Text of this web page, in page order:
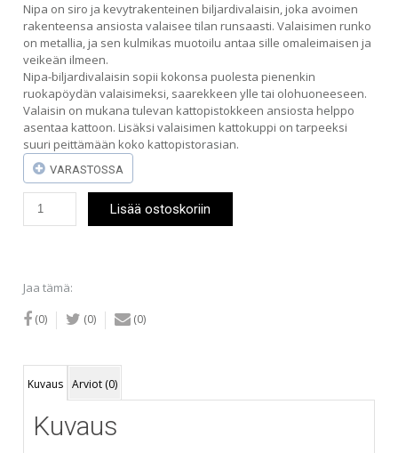
Nipa on siro ja kevytrakenteinen biljardivalaisin, joka avoimen
rakenteensa ansiosta valaisee tilan runsaasti. Valaisimen runko
on metallia, ja sen kulmikas muotoilu antaa sille omaleimaisen ja
veikeän ilmeen.
Nipa-biljardivalaisin sopii kokonsa puolesta pienenkin
ruokapöydän valaisimeksi, saarekkeen ylle tai olohuoneeseen.
Valaisin on mukana tulevan kattopistokkeen ansiosta helppo
asentaa kattoon. Lisäksi valaisimen kattokuppi on tarpeeksi
suuri peittämään koko kattopistorasian.
VARASTOSSA
Nipa
Lisää ostoskoriin
Jaa tämä:
(0) (0) (0)
Kuvaus Arviot (0)
Kuvaus